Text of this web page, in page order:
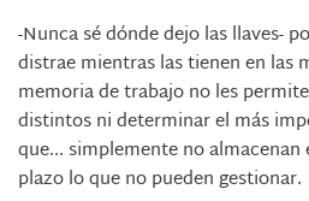
-Nunca sé dónde dejo las llaves-
distrae mientras las tienen en las
memoria de trabajo no les
distintos ni determinar el más
que... simplemente no
plazo lo que no pueden gestionar.